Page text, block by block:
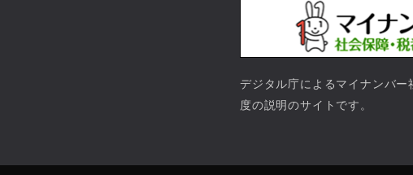
デジタル庁によるマイナンバー
度の説明のサイトです。